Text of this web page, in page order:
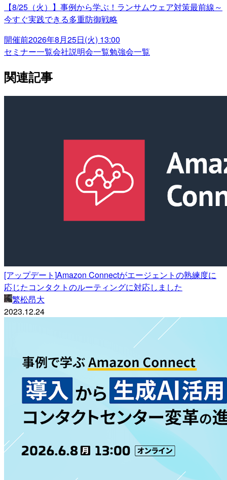
【8/25（火）】事例から学ぶ！ランサムウェア対策最前線～
今すぐ実践できる多重防御戦略
開催前2026年8月25日(火) 13:00
セミナー一覧会社説明会一覧勉強会一覧
関連記事
[アップデート]Amazon Connectがエージェントの熟練度に
応じたコンタクトのルーティングに対応しました
繁松昂大
2023.12.24